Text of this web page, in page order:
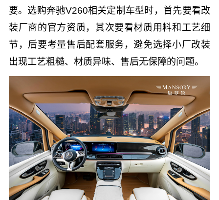
要。选购奔驰V260相关定制车型时，首先要看改
装厂商的官方资质，其次要看材质用料和工艺细
节，后要考量售后配套服务，避免选择小厂改装
出现工艺粗糙、材质异味、售后无保障的问题。